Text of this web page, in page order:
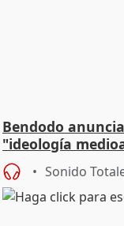
Bendodo
"ideología
playas
Sonido